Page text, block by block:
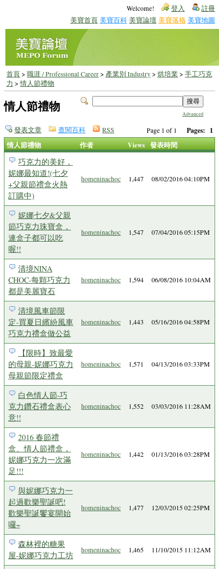
Welcome! 登入 註冊
美寶首頁 美寶百科 美寶論壇 美寶落格 美寶地圖
首頁> 職涯 / Professional Career> 產業別 Industry> 烘培業> 手工巧克
力 >情人節禮物
Advanced
情人節禮物
Page 1 of 1 Pages: 1
發表文章 查閱百科 RSS
情人節禮物 作者 Views 發表時間
巧克力的美好，
妮娜最知道!(七夕
+父親節禮盒火熱
訂購中)
homeninachoc 1,447 08/02/2016 04:10PM
妮娜七夕&父親
節巧克力珠寶盒，
連盒子都可以吃
喔!!
homeninachoc 1,547 07/04/2016 05:15PM
清境NINA
CHOC-每顆巧克力
都是美麗寶石
homeninachoc 1,594 06/08/2016 10:04AM
清境風車節限
定-買夏日繽紛風車
巧克力禮盒做公益
homeninachoc 1,443 05/16/2016 04:58PM
【限時】致最愛
的母親-妮娜巧克力
母親節限定禮盒
homeninachoc 1,571 04/13/2016 03:33PM
白色情人節-巧
克力鑽石禮盒表心
意!!
homeninachoc 1,552 03/03/2016 11:28AM
2016 春節禮
盒、情人節禮盒，
妮娜巧克力一次滿
足!!!
homeninachoc 1,442 01/13/2016 03:28PM
與妮娜巧克力一
起過歡樂聖誕吧!
歡樂聖誕饗宴開始
囉~
homeninachoc 1,477 12/03/2015 02:25PM
森林裡的糖果
屋-妮娜巧克力工坊
homeninachoc 1,465 11/10/2015 11:12AM